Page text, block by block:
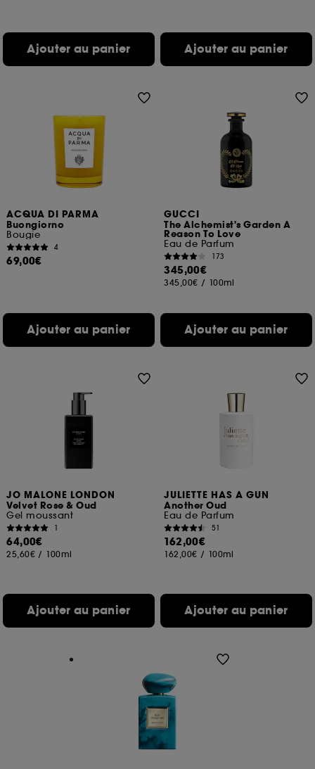
Ajouter au panier Ajouter au panier
ACQUA DI PARMA
Buongiorno
Bougie
4
69,00€
Ajouter au panier
GUCCI
The Alchemist's Garden A
Reason To Love
Eau de Parfum
173
345,00€
345,00€ / 100ml
Ajouter au panier
JO MALONE LONDON
Velvet Rose & Oud
Gel moussant
1
64,00€
25,60€ / 100ml
Ajouter au panier
JULIETTE HAS A GUN
Another Oud
Eau de Parfum
51
162,00€
162,00€ / 100ml
Ajouter au panier